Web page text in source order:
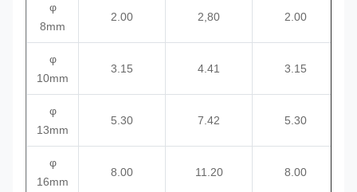
φ
8mm
2.00 2,80 2.00
φ
10mm
3.15 4.41 3.15
φ
13mm
5.30 7.42 5.30
φ
16mm
8.00 11.20 8.00